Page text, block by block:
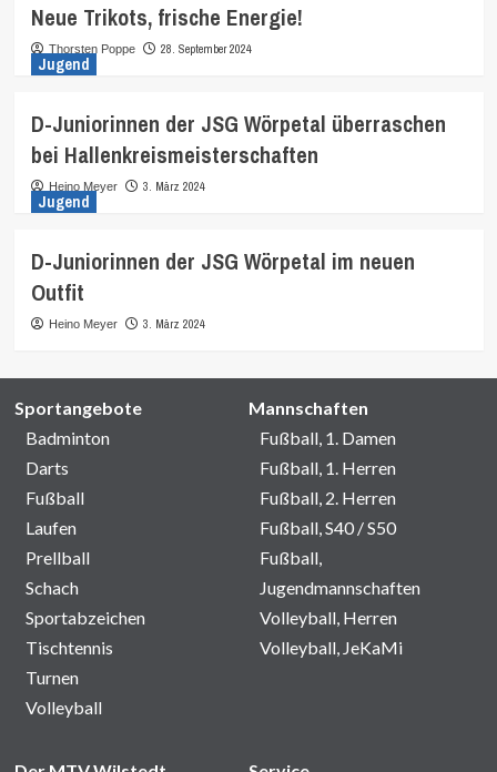
Neue Trikots, frische Energie!
Thorsten Poppe 28. September 2024
Jugend
D-Juniorinnen der JSG Wörpetal überraschen
bei Hallenkreismeisterschaften
Heino Meyer 3. März 2024
Jugend
D-Juniorinnen der JSG Wörpetal im neuen
Outfit
Heino Meyer 3. März 2024
Sportangebote
Badminton
Darts
Fußball
Laufen
Prellball
Schach
Sportabzeichen
Tischtennis
Turnen
Volleyball
Mannschaften
Fußball, 1. Damen
Fußball, 1. Herren
Fußball, 2. Herren
Fußball, S40 / S50
Fußball,
Jugendmannschaften
Volleyball, Herren
Volleyball, JeKaMi